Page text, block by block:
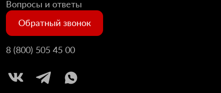
Вопросы и ответы
Обратный звонок
8 (800) 505 45 00